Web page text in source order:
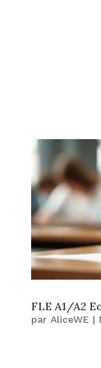
FLE A1/A2
par AliceWE |